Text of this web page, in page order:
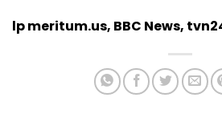
lp meritum.us, BBC News,